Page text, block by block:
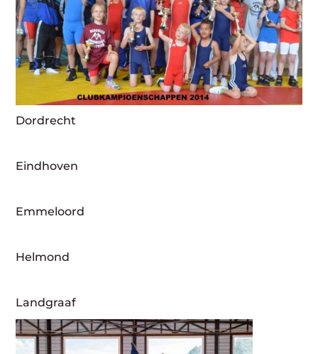
Dordrecht
Eindhoven
Emmeloord
Helmond
Landgraaf